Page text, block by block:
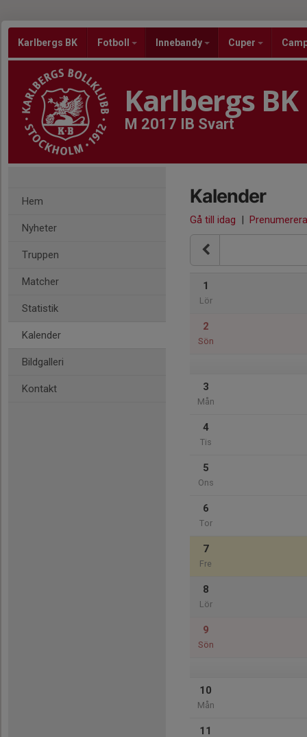
Karlbergs BK Fotboll Innebandy Cuper
Karlbergs BK
M 2017 IB Svart
Hem
Nyheter
Truppen
Matcher
Statistik
Kalender
Bildgalleri
Kontakt
Kalender
Gå till idag | Prenumerera
1
Lör
2
Sön
3
Mån
4
Tis
5
Ons
6
Tor
7
Fre
8
Lör
9
Sön
10
Mån
11